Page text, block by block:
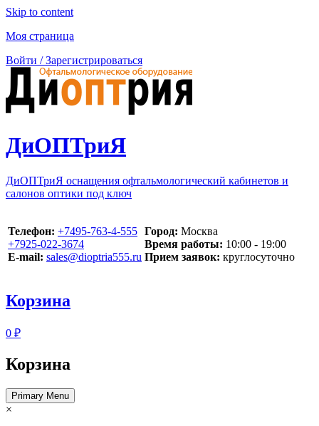
Skip to content
Моя страница
Войти / Зарегистрироваться
ДиОПТриЯ
ДиОПТриЯ оснащения офтальмологический кабинетов и
салонов оптики под ключ
Телефон: ‪+7495-763-4-555‬
‪+7925-022-3674‬
E-mail: sales@dioptria555.ru
Город: Москва
Время работы: 10:00 - 19:00
Прием заявок: круглосуточно
Корзина
0 ₽
Корзина
Primary Menu
×